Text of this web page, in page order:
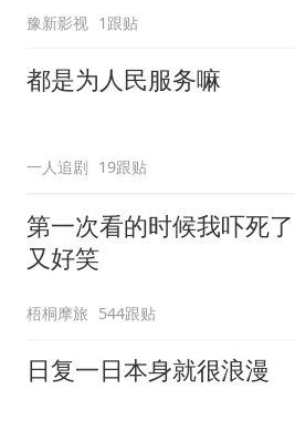
豫新影视 1跟贴
都是为人民服务嘛
一人追剧 19跟贴
第一次看的时候我吓死了
又好笑
梧桐摩旅 544跟贴
日复一日本身就很浪漫